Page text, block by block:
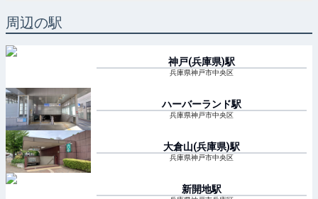
周辺の駅
神戸(兵庫県)駅
兵庫県神戸市中央区
ハーバーランド駅
兵庫県神戸市中央区
大倉山(兵庫県)駅
兵庫県神戸市中央区
新開地駅